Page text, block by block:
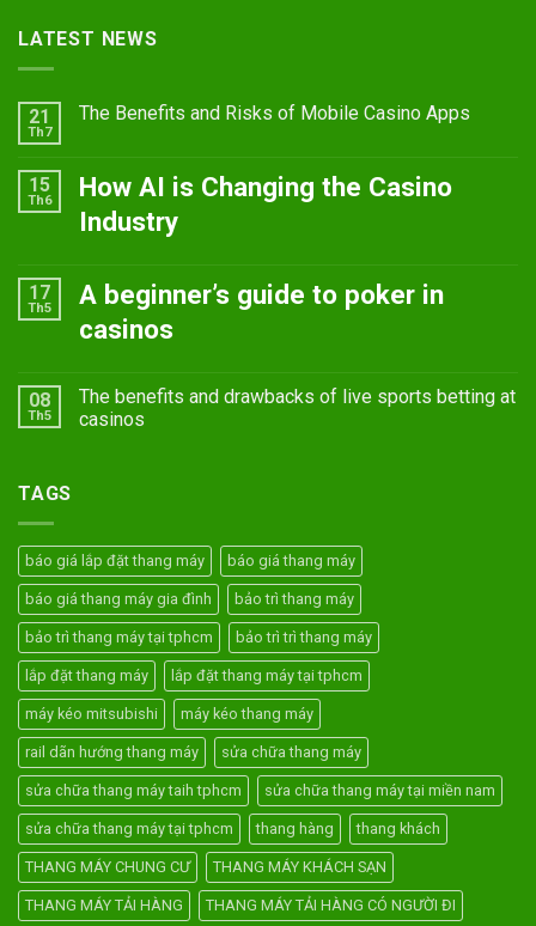
LATEST NEWS
21
Th7
The Benefits and Risks of Mobile Casino Apps
15
Th6
How AI is Changing the Casino
Industry
17
Th5
A beginner’s guide to poker in
casinos
08
Th5
The benefits and drawbacks of live sports betting at
casinos
TAGS
báo giá lắp đặt thang máy báo giá thang máy
báo giá thang máy gia đình bảo trì thang máy
bảo trì thang máy tại tphcm bảo trì trì thang máy
lắp đặt thang máy lắp đặt thang máy tại tphcm
máy kéo mitsubishi máy kéo thang máy
rail dãn hướng thang máy sửa chữa thang máy
sửa chữa thang máy taih tphcm sửa chữa thang máy tại miền nam
sửa chữa thang máy tại tphcm thang hàng thang khách
THANG MÁY CHUNG CƯ THANG MÁY KHÁCH SẠN
THANG MÁY TẢI HÀNG THANG MÁY TẢI HÀNG CÓ NGƯỜI ĐI